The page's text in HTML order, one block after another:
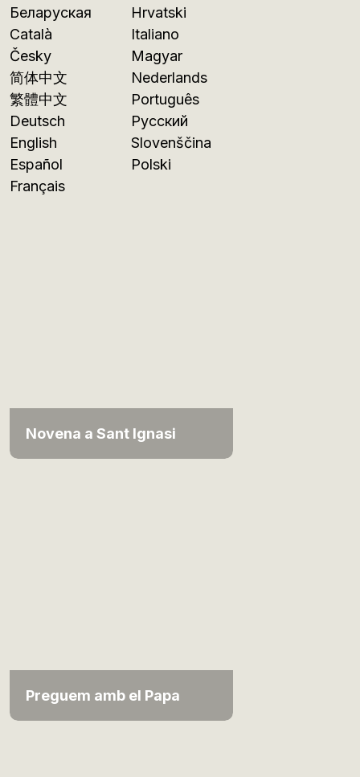
Беларуская
Català
Česky
简体中文
繁體中文
Deutsch
English
Español
Français
Hrvatski
Italiano
Magyar
Nederlands
Português
Русский
Slovenščina
Polski
Novena a Sant Ignasi
Preguem amb el Papa